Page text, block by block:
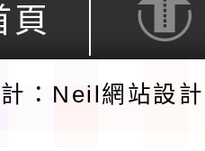
頁
：Neil網站設